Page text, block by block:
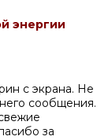
энергии
с экрана. Не
сообщения.
за